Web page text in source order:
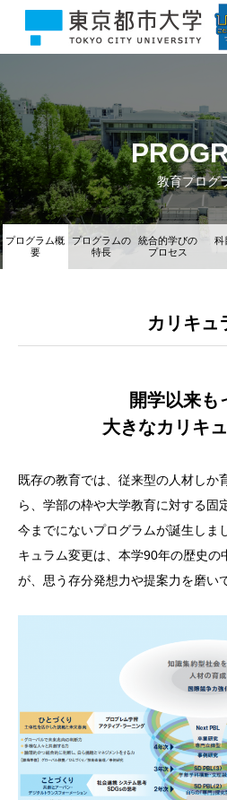
教育プログ
プログラム概
要
プログラムの
特長
統合的学びの
プロセス
科
カリキュ
開学以来も
大きなカリキ
既存の教育では、従来型の人材しか
ら、学部の枠や大学教育に対する固
今までにないプログラムが誕生しま
キュラム変更は、本学90年の歴史の
が、思う存分発想力や提案力を磨い